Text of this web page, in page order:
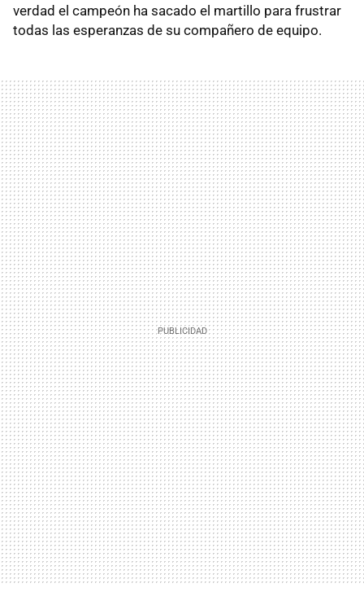
verdad el campeón ha sacado el martillo para frustrar
todas las esperanzas de su compañero de equipo.